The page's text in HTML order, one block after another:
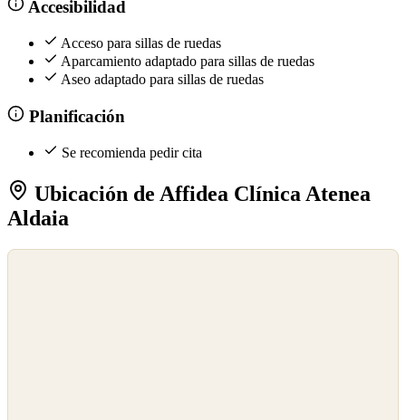
Accesibilidad
Acceso para sillas de ruedas
Aparcamiento adaptado para sillas de ruedas
Aseo adaptado para sillas de ruedas
Planificación
Se recomienda pedir cita
Ubicación de Affidea Clínica Atenea
Aldaia